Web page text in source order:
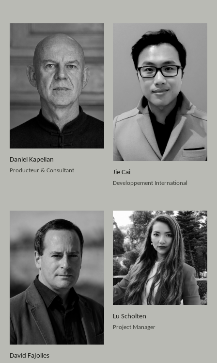
Daniel Kapelian
Producteur & Consultant Jie Cai
Developpement International
David Fajolles
Lu Scholten
Project Manager